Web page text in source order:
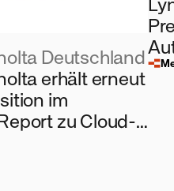
Deutschland
erhält erneut
im
zu Cloud-